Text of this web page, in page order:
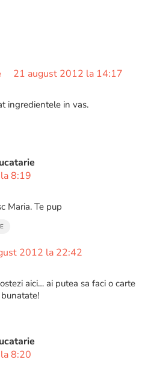
21 august 2012 la 14:17
ingredientele in vas.
8:19
Maria. Te pup
2012 la 22:42
aici… ai putea sa faci o carte
8:20